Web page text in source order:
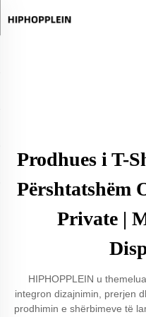
Prodhues i T-
Përshtatshëm
Private |
HIPHOPPLEIN u
integron dizajnimin, prerjen
prodhimin e shërbimeve të